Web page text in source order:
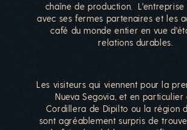
chaîne de production.
avec ses fermes partenaires et les
café du monde entier en vue
relations durables.
Les visiteurs qui viennent pour la
Nueva Segovia, et en particulier
Cordillera de Dipilto ou la région
sont agréablement surpris de